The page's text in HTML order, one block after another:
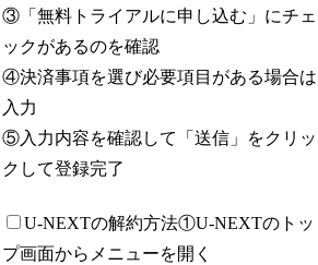
③「無料トライアルに申し込む」にチェ
ックがあるのを確認
④決済事項を選び必要項目がある場合は
入力
⑤入力内容を確認して「送信」をクリッ
クして登録完了
U-NEXTの解約方法①U-NEXTのトッ
プ画面からメニューを開く